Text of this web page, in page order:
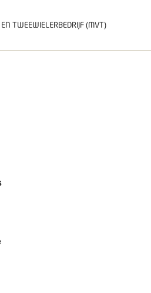
TWEEWIELERBEDRIJF (MVT)